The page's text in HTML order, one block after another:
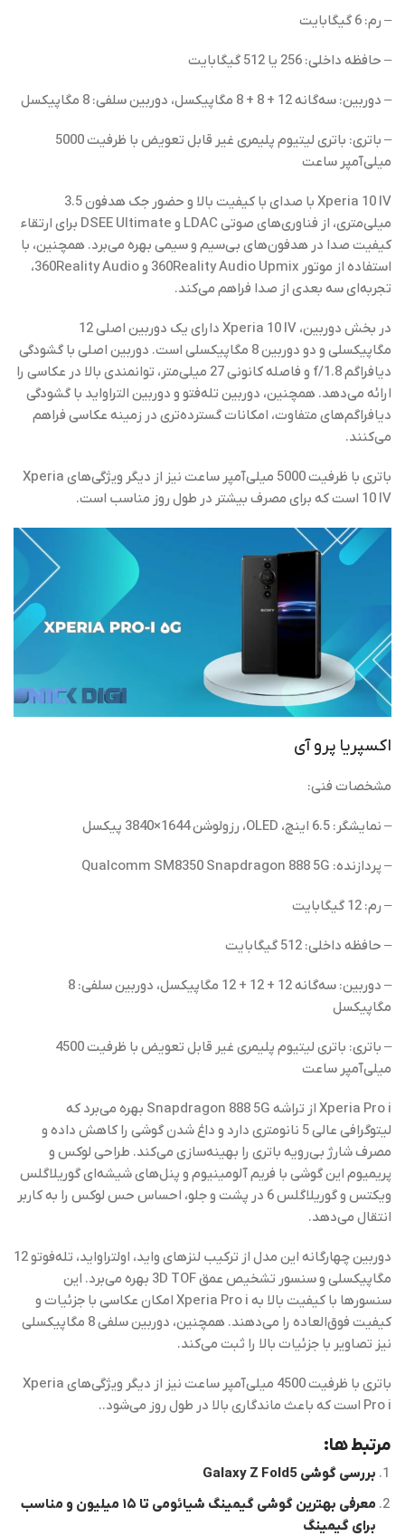
– رم: 6 گیگابایت
– حافظه داخلی: 256 یا 512 گیگابایت
– دوربین: سه‌گانه 12 + 8 + 8 مگاپیکسل، دوربین سلفی: 8 مگاپیکسل
– باتری: باتری لیتیوم پلیمری غیر قابل تعویض با ظرفیت 5000
میلی‌آمپر ساعت
Xperia 10 IV با صدای با کیفیت بالا و حضور جک هدفون 3.5
میلی‌متری، از فناوری‌های صوتی LDAC و DSEE Ultimate برای ارتقاء
کیفیت صدا در هدفون‌های بی‌سیم و سیمی بهره می‌برد. همچنین، با
استفاده از موتور 360Reality Audio Upmix و 360Reality Audio،
تجربه‌ای سه بعدی از صدا فراهم می‌کند.
در بخش دوربین، Xperia 10 IV دارای یک دوربین اصلی 12
مگاپیکسلی و دو دوربین 8 مگاپیکسلی است. دوربین اصلی با گشودگی
دیافراگم f/1.8 و فاصله کانونی 27 میلی‌متر، توانمندی بالا در عکاسی را
ارائه می‌دهد. همچنین، دوربین تله‌فتو و دوربین التراواید با گشودگی
دیافراگم‌های متفاوت، امکانات گسترده‌تری در زمینه عکاسی فراهم
می‌کنند.
باتری با ظرفیت 5000 میلی‌آمپر ساعت نیز از دیگر ویژگی‌های Xperia
10 IV است که برای مصرف بیشتر در طول روز مناسب است.
اکسپریا پرو آی
مشخصات فنی:
– نمایشگر: 6.5 اینچ، OLED، رزولوشن 1644×3840 پیکسل
– پردازنده: Qualcomm SM8350 Snapdragon 888 5G
– رم: 12 گیگابایت
– حافظه داخلی: 512 گیگابایت
– دوربین: سه‌گانه 12 + 12 + 12 مگاپیکسل، دوربین سلفی: 8
مگاپیکسل
– باتری: باتری لیتیوم پلیمری غیر قابل تعویض با ظرفیت 4500
میلی‌آمپر ساعت
Xperia Pro i از تراشه Snapdragon 888 5G بهره می‌برد که
لیتوگرافی عالی 5 نانومتری دارد و داغ شدن گوشی را کاهش داده و
مصرف شارژ بی‌رویه باتری را بهینه‌سازی می‌کند. طراحی لوکس و
پریمیوم این گوشی با فریم آلومینیوم و پنل‌های شیشه‌ای گوریلاگلس
ویکتس و گوریلاگلس 6 در پشت و جلو، احساس حس لوکس را به کاربر
انتقال می‌دهد.
دوربین چهارگانه این مدل از ترکیب لنزهای واید، اولتراواید، تله‌فوتو 12
مگاپیکسلی و سنسور تشخیص عمق 3D TOF بهره می‌برد. این
سنسورها با کیفیت بالا به Xperia Pro i امکان عکاسی با جزئیات و
کیفیت فوق‌العاده را می‌دهند. همچنین، دوربین سلفی 8 مگاپیکسلی
نیز تصاویر با جزئیات بالا را ثبت می‌کند.
باتری با ظرفیت 4500 میلی‌آمپر ساعت نیز از دیگر ویژگی‌های Xperia
Pro i است که باعث ماندگاری بالا در طول روز می‌شود..
مرتبط ها:
بررسی گوشی Galaxy Z Fold5
معرفی بهترین گوشی گیمینگ شیائومی تا ۱۵ میلیون و مناسب
برای گیمینگ